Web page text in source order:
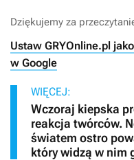
Dziękujemy za
Ustaw GRYOnline.pl
w Google
WIĘCEJ:
Wczoraj kiepska
reakcja twórców.
światem ostro
który widzą w nim